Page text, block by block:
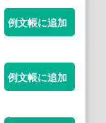
例文帳に追加
例文帳に追加